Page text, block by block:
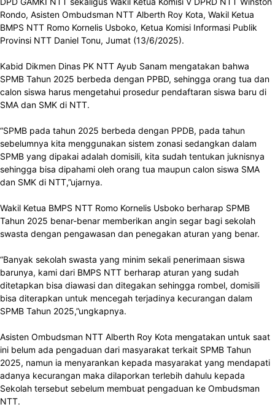
Rondo, Asisten Ombudsman NTT Alberth Roy Kota, Wakil Ketua
BMPS NTT Romo Kornelis Usboko, Ketua Komisi Informasi Publik
Provinsi NTT Daniel Tonu, Jumat (13/6/2025).
Kabid Dikmen Dinas PK NTT Ayub Sanam mengatakan bahwa
SPMB Tahun 2025 berbeda dengan PPBD, sehingga orang tua dan
calon siswa harus mengetahui prosedur pendaftaran siswa baru di
SMA dan SMK di NTT.
“SPMB pada tahun 2025 berbeda dengan PPDB, pada tahun
sebelumnya kita menggunakan sistem zonasi sedangkan dalam
SPMB yang dipakai adalah domisili, kita sudah tentukan juknisnya
sehingga bisa dipahami oleh orang tua maupun calon siswa SMA
dan SMK di NTT,”ujarnya.
Wakil Ketua BMPS NTT Romo Kornelis Usboko berharap SPMB
Tahun 2025 benar-benar memberikan angin segar bagi sekolah
swasta dengan pengawasan dan penegakan aturan yang benar.
“Banyak sekolah swasta yang minim sekali penerimaan siswa
barunya, kami dari BMPS NTT berharap aturan yang sudah
ditetapkan bisa diawasi dan ditegakan sehingga rombel, domisili
bisa diterapkan untuk mencegah terjadinya kecurangan dalam
SPMB Tahun 2025,”ungkapnya.
Asisten Ombudsman NTT Alberth Roy Kota mengatakan untuk saat
ini belum ada pengaduan dari masyarakat terkait SPMB Tahun
2025, namun ia menyarankan kepada masyarakat yang mendapati
adanya kecurangan maka dilaporkan terlebih dahulu kepada
Sekolah tersebut sebelum membuat pengaduan ke Ombudsman
NTT.